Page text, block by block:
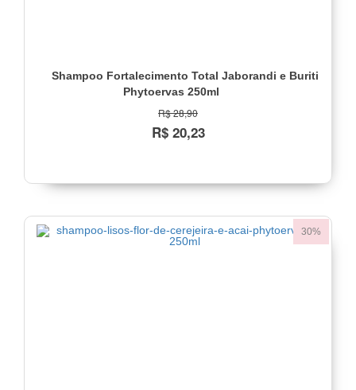
Shampoo Fortalecimento Total Jaborandi e Buriti
Phytoervas 250ml
R$ 28,90
R$ 20,23
30%